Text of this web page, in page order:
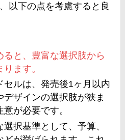
以下の点を考慮すると良
と、豊富な選択肢から
ます。
セルは、発売後1ヶ月以内
ザインの選択肢が狭ま
が必要です。
択基準として、予算、